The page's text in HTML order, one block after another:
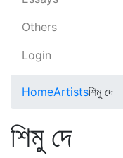
Others
Login
HomeArtistsশিমু দে
শিমু দে